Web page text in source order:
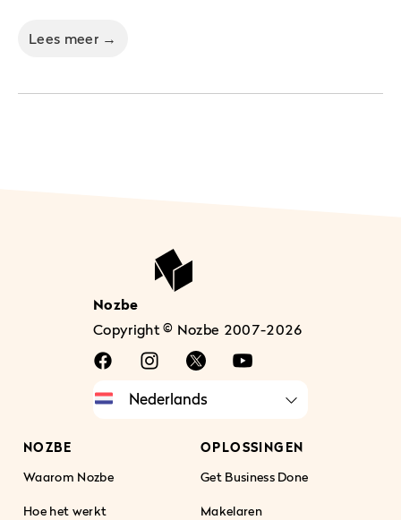
Lees meer →
Nozbe
Copyright © Nozbe 2007-2026
NOZBE
Waarom Nozbe
Hoe het werkt
OPLOSSINGEN
Get Business Done
Makelaren